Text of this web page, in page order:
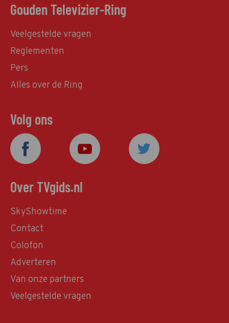
Gouden Televizier-Ring
Veelgestelde vragen
Reglementen
Pers
Alles over de Ring
Volg ons
Over TVgids.nl
SkyShowtime
Contact
Colofon
Adverteren
Van onze partners
Veelgestelde vragen